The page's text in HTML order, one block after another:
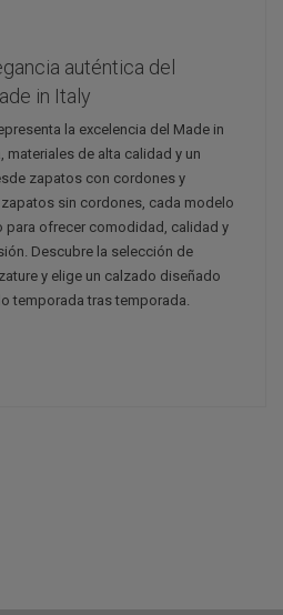
auténtica del
in Italy
la excelencia del Made in
materiales de alta calidad y un
zapatos con cordones y
sin cordones, cada modelo
para ofrecer comodidad, calidad y
Descubre la selección de
y elige un calzado diseñado
temporada tras temporada.